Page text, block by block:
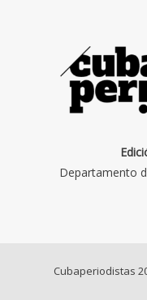
Departamento
Cubaperiodistas